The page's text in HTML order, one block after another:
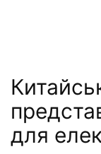
для